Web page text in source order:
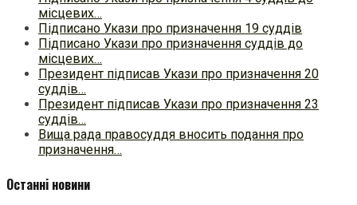
місцевих…
Підписано Укази про призначення 19 суддів
Підписано Укази про призначення суддів до
місцевих…
Президент підписав Укази про призначення 20
суддів…
Президент підписав Укази про призначення 23
суддів…
Вища рада правосуддя вносить подання про
призначення…
Останні новини